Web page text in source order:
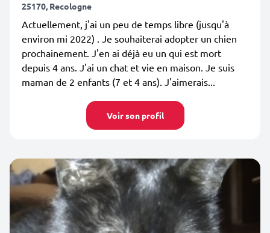
25170, Recologne
Actuellement, j'ai un peu de temps libre (jusqu'à
environ mi 2022) . Je souhaiterai adopter un chien
prochainement. J'en ai déjà eu un qui est mort
depuis 4 ans. J'ai un chat et vie en maison. Je suis
maman de 2 enfants (7 et 4 ans). J'aimerais...
Voir son profil